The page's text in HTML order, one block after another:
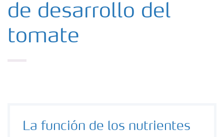
Portafolio de Agricultura Digital
de desarrollo del
tomate
La función de los nutrientes